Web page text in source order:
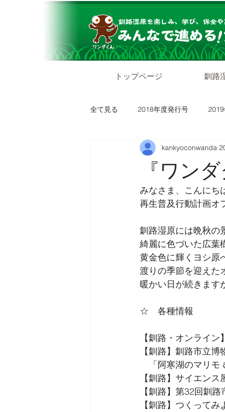
トップページ 釧路
全て見る 2018年度発行号
『ワン
kankyoconwanda
みなさま、こんにち
再生普及行動計画オ
釧路湿原には晩秋の
綺麗に色づいた広葉
黄金色に輝くヨシ原
渡りの季節を迎えた
暖かい日が続きます
☆　各種情報
【釧路・オンライ
【釧路】釧路市立
「阿寒湖のマリモ
【釧路】サイエンス
【釧路】第32回釧
【釧路】つくって